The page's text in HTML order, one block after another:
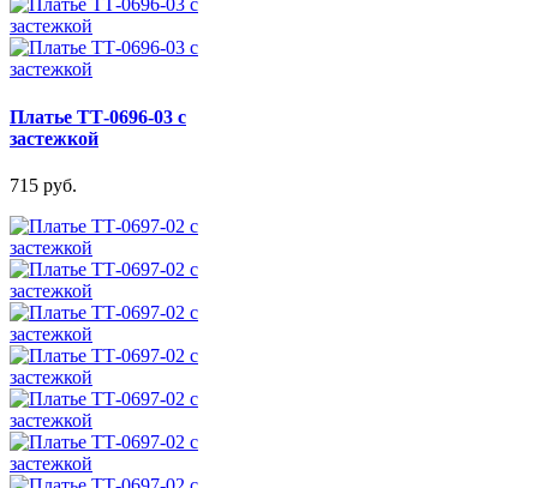
Платье ТТ-0696-03 с
застежкой
715 руб.